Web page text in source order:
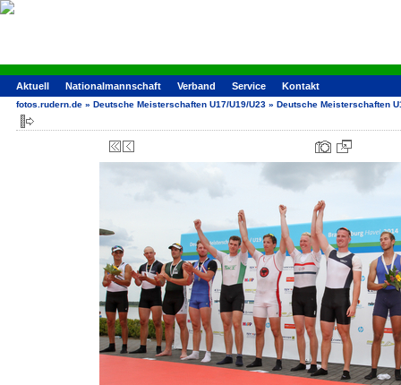
Aktuell Nationalmannschaft Verband Service Kontakt
fotos.rudern.de » Deutsche Meisterschaften U17/U19/U23 » Deutsche Meisterschaften